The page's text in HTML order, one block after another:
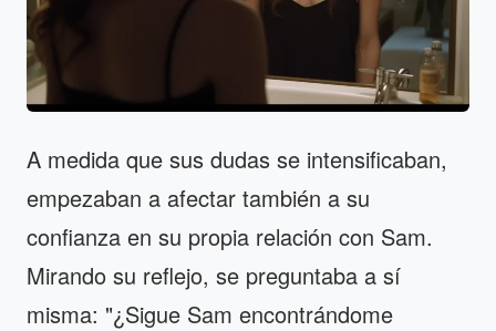
A medida que sus dudas se intensificaban,
empezaban a afectar también a su
confianza en su propia relación con Sam.
Mirando su reflejo, se preguntaba a sí
misma: "¿Sigue Sam encontrándome